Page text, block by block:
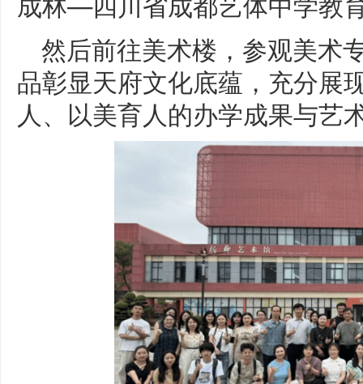
然后前往美术楼，参观美术
品彰显天府文化底蕴，充分展
人、以美育人的办学成果与艺